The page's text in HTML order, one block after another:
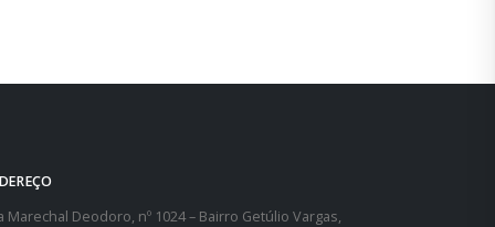
Marechal Deodoro, nº 1024 – Bairro Getúlio Vargas,